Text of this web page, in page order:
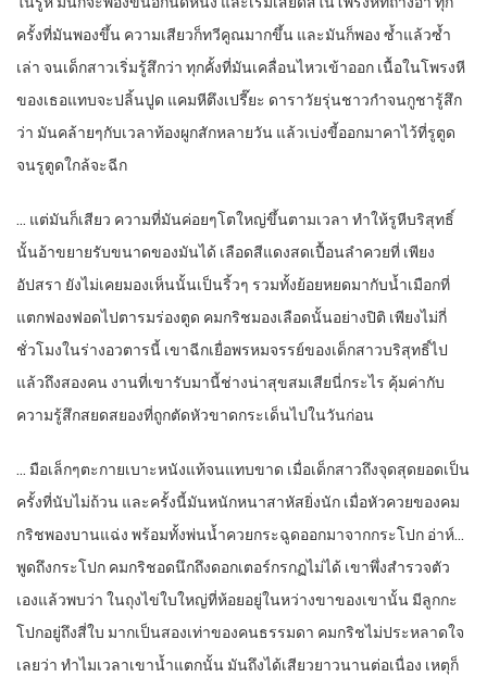
ครั้งที่มันพองขึ้น ความเสียวก็ทวีคูณมากขึ้น และมันก็พอง ซ้ำแล้วซ้ำ
เล่า จนเด็กสาวเริ่มรู้สึกว่า ทุกคั้งที่มันเคลื่อนไหวเข้าออก เนื้อในโพรงหี
ของเธอแทบจะปลิ้นปูด แคมหีตึงเปรี๊ยะ ดาราวัยรุ่นชาวกำจนกูชารู้สึก
ว่า มันคล้ายๆกับเวลาท้องผูกสักหลายวัน แล้วเบ่งขี้ออกมาคาไว้ที่รูตูด
จนรูตูดใกล้จะฉีก
… แต่มันก็เสียว ความที่มันค่อยๆโตใหญ่ขึ้นตามเวลา ทำให้รูหีบริสุทธิ์
นั้นอ้าขยายรับขนาดของมันได้ เลือดสีแดงสดเปื้อนลำควยที่ เพียง
อัปสรา ยังไม่เคยมองเห็นนั้นเป็นริ้วๆ รวมทั้งย้อยหยดมากับน้ำเมือกที่
แตกฟองฟอดไปตารมร่องตูด คมกริชมองเลือดนั้นอย่างปิติ เพียงไม่กี่
ชั่วโมงในร่างอวตารนี้ เขาฉีกเยื่อพรหมจรรย์ของเด็กสาวบริสุทธิ์ไป
แล้วถึงสองคน งานที่เขารับมานี้ช่างน่าสุขสมเสียนี่กระไร คุ้มค่ากับ
ความรู้สึกสยดสยองที่ถูกตัดหัวขาดกระเด็นไปในวันก่อน
… มือเล็กๆตะกายเบาะหนังแท้จนแทบขาด เมื่อเด็กสาวถึงจุดสุดยอดเป็น
ครั้งที่นับไม่ถ้วน และครั้งนี้มันหนักหนาสาหัสยิ่งนัก เมื่อหัวควยของคม
กริชพองบานแฉ่ง พร้อมทั้งพ่นน้ำควยกระฉูดออกมาจากกระโปก อ่าห์…
พูดถึงกระโปก คมกริชอดนึกถึงดอกเตอร์กรกฏไม่ได้ เขาพึ่งสำรวจตัว
เองแล้วพบว่า ในถุงไข่ใบใหญ่ที่ห้อยอยู่ในหว่างขาของเขานั้น มีลูกกะ
โปกอยู่ถึงสี่ใบ มากเป็นสองเท่าของคนธรรมดา คมกริชไม่ประหลาดใจ
เลยว่า ทำไมเวลาเขาน้ำแตกนั้น มันถึงได้เสียวยาวนานต่อเนื่อง เหตุก็